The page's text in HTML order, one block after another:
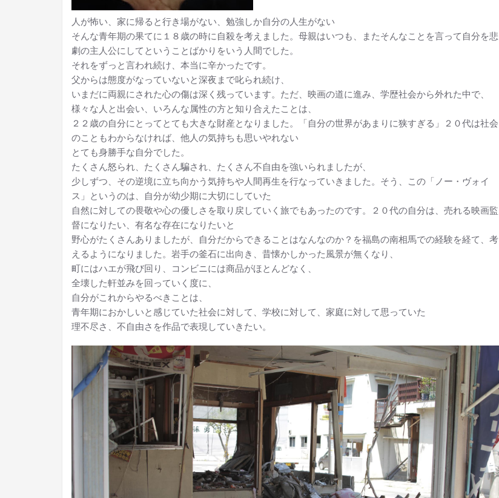
人が怖い、家に帰ると行き場がない、勉強しか自分の人生がない
そんな青年期の果てに１８歳の時に自殺を考えました。母親はいつも、またそんなことを言って自分を悲
劇の主人公にしてということばかりをいう人間でした。
それをずっと言われ続け、本当に辛かったです。
父からは態度がなっていないと深夜まで叱られ続け、
いまだに両親にされた心の傷は深く残っています。ただ、映画の道に進み、学歴社会から外れた中で、
様々な人と出会い、いろんな属性の方と知り合えたことは、
２２歳の自分にとってとても大きな財産となりました。「自分の世界があまりに狭すぎる」２０代は社会
のこともわからなければ、他人の気持ちも思いやれない
とても身勝手な自分でした。
たくさん怒られ、たくさん騙され、たくさん不自由を強いられましたが、
少しずつ、その逆境に立ち向かう気持ちや人間再生を行なっていきました。そう、この「ノー・ヴォイ
ス」というのは、自分が幼少期に大切にしていた
自然に対しての畏敬や心の優しさを取り戻していく旅でもあったのです。２０代の自分は、売れる映画監
督になりたい、有名な存在になりたいと
野心がたくさんありましたが、自分だからできることはなんなのか？を福島の南相馬での経験を経て、考
えるようになりました。岩手の釜石に出向き、昔懐かしかった風景が無くなり、
町にはハエが飛び回り、コンビニには商品がほとんどなく、
全壊した軒並みを回っていく度に、
自分がこれからやるべきことは、
青年期におかしいと感じていた社会に対して、学校に対して、家庭に対して思っていた
理不尽さ、不自由さを作品で表現していきたい。